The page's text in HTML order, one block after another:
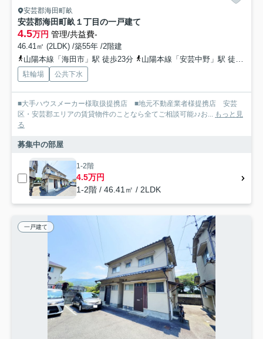
安芸郡海田町畝
安芸郡海田町畝１丁目の一戸建て
4.5万円 管理/共益費-
46.41㎡ (2LDK) /築55年 /2階建
山陽本線「海田市」駅 徒歩23分
山陽本線「安芸中野」駅 徒歩31分
駐輪場 公共下水
■大手ハウスメーカー様取扱提携店 ■地元不動産業者様提携店 安芸
区・安芸郡エリアの賃貸物件のことなら全てご相談可能♪♪お... もっと見
る
募集中の部屋
1-2階
4.5万円
1-2階 / 46.41㎡ / 2LDK
一戸建て